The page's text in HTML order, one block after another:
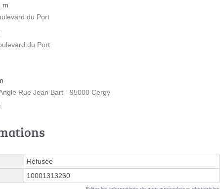
m
du Port
du Port
Rue Jean Bart - 95000 Cergy
Refusée
10001313260